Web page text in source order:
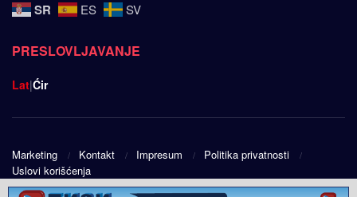
SR ES SV
PRESLOVLJAVANJE
Lat|Ćir
Marketing Kontakt Impresum
Politika privatnosti
Uslovi korišćenja